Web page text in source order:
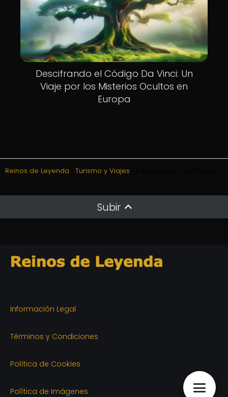
Descifrando el Código Da Vinci: Un
Viaje por los Misterios Ocultos en
Europa
Reinos de Leyenda Turismo y Viajes
Subir
Información Legal
Términos y Condiciones
Política de Cookies
Política de Imágenes